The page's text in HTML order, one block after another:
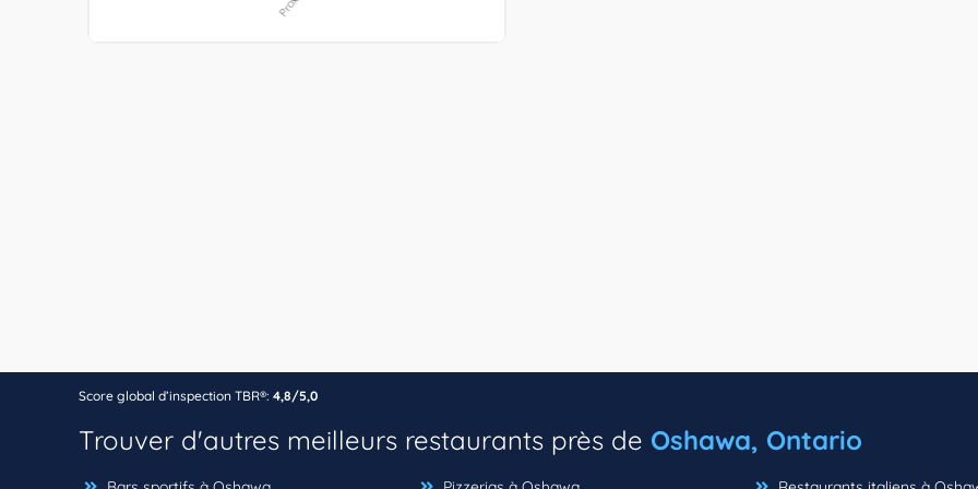
Score global d’inspection TBR®: 4,8/5,0
Trouver d'autres meilleurs restaurants près de Oshawa, Ontario